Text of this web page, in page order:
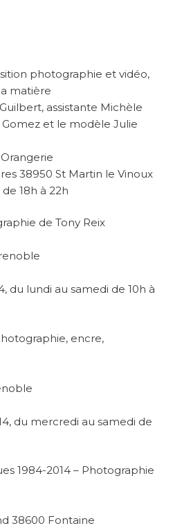
photographie et vidéo,
matière
assistante Michèle
et le modèle Julie
38950 St Martin le Vinoux
18h à 22h
de Tony Reix
du lundi au samedi de 10h à
encre,
du mercredi au samedi de
1984-2014 – Photographie
38600 Fontaine